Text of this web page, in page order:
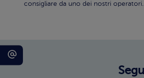
consigliare da uno dei nostri operatori.